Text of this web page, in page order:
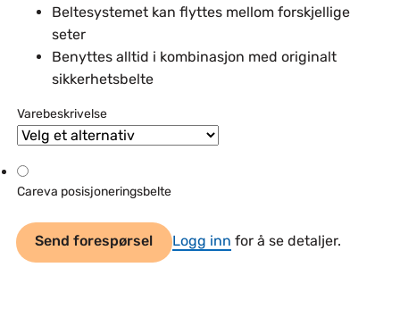
Beltesystemet kan flyttes mellom forskjellige
seter
Benyttes alltid i kombinasjon med originalt
sikkerhetsbelte
Varebeskrivelse
Careva posisjoneringsbelte
Send forespørsel Logg inn for å se detaljer.